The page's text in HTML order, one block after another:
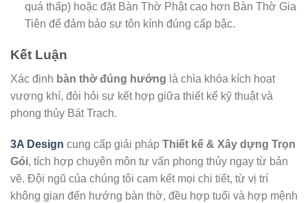
quá thấp) hoặc đặt Bàn Thờ Phật cao hơn Bàn Thờ Gia
Tiên để đảm bảo sự tôn kính đúng cấp bậc.
Kết Luận
Xác định bàn thờ đúng hướng là chìa khóa kích hoạt
vượng khí, đòi hỏi sự kết hợp giữa thiết kế kỹ thuật và
phong thủy Bát Trạch.
3A Design cung cấp giải pháp Thiết kế & Xây dựng Trọn
Gói, tích hợp chuyên môn tư vấn phong thủy ngay từ bản
vẽ. Đội ngũ của chúng tôi cam kết mọi chi tiết, từ vị trí
không gian đến hướng bàn thờ, đều hợp tuổi và hợp mệnh